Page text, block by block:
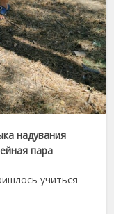
надувания
пара
учиться